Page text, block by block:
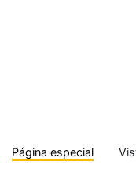
Página especial